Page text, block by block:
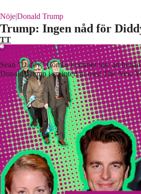
Nöje|Donald Trump
Trump: Ingen nåd för
TT
Laddar ...
Sean ”Diddy” Combs kommer inte att
Donald Trump i en intervju med The New